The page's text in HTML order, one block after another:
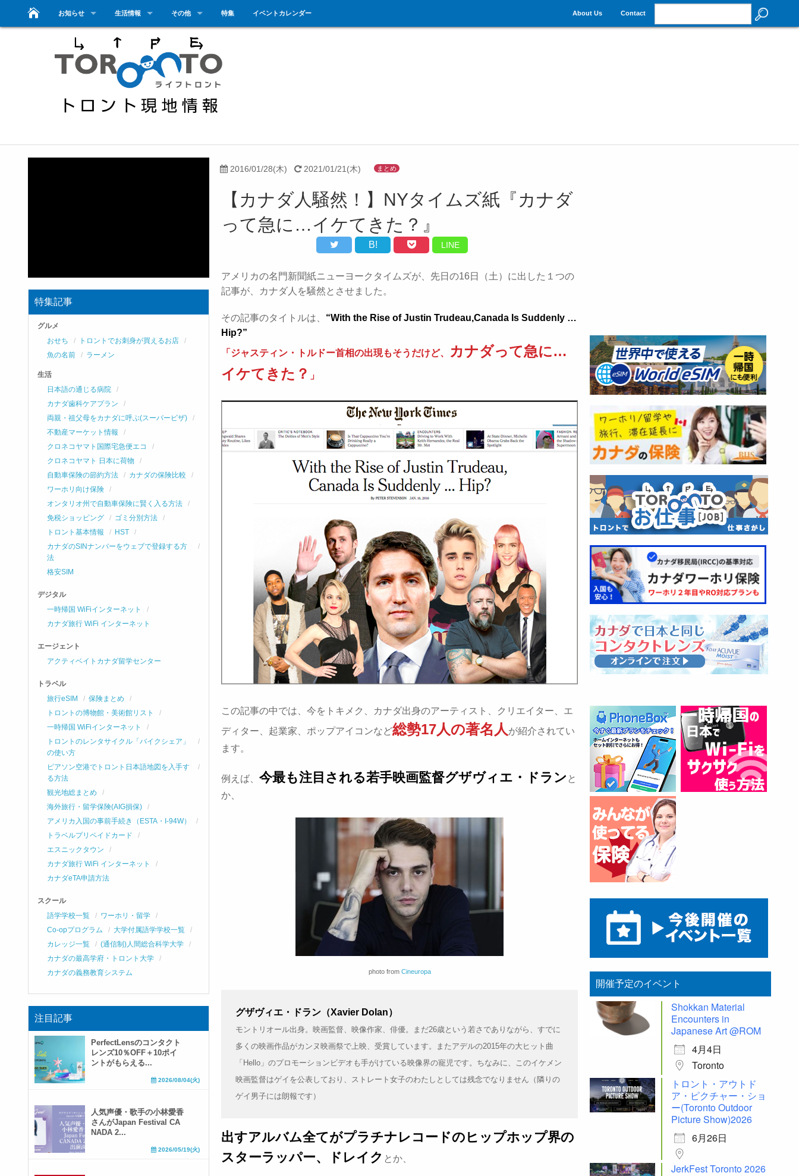
お知らせ 生活情報 その他 特集 イベントカレンダー About Us Contact
2016/01/28(木) 2021/01/21(木) まとめ
【カナダ人騒然！】NYタイムズ紙『カナダ
って急に…イケてきた？』
B! LINE
アメリカの名門新聞紙ニューヨークタイムズが、先日の16日（土）に出した１つの
記事が、カナダ人を騒然とさせました。
その記事のタイトルは、 “With the Rise of Justin Trudeau,Canada Is Suddenly …
Hip?”
「ジャスティン・トルドー首相の出現もそうだけど、
カナダって急に…
イケてきた？ 」
この記事の中では、今をトキメク、カナダ出身のアーティスト、クリエイター、エ
ディター、起業家、ポップアイコンなど総勢17人の著名人が紹介されてい
ます。
例えば、 今最も注目される若手映画監督グザヴィエ・ドラン と
か、
photo from Cineuropa
グザヴィエ・ドラン（Xavier Dolan）
モントリオール出身。映画監督、映像作家、俳優。まだ26歳という若さでありながら、すでに
多くの映画作品がカンヌ映画祭で上映、受賞しています。またアデルの2015年の大ヒット曲
「Hello」のプロモーションビデオも手がけている映像界の寵児です。ちなみに、このイケメン
映画監督はゲイを公表しており、ストレート女子のわたしとしては残念でなりません（隣りの
ゲイ男子には朗報です）
出すアルバム全てがプラチナレコードのヒップホップ界の
スターラッパー、ドレイク とか、
特集記事
グルメ
おせち
トロントでお刺身が買えるお店
魚の名前
ラーメン
生活
日本語の通じる病院
カナダ歯科ケアプラン
両親・祖父母をカナダに呼ぶ(スーパービザ)
不動産マーケット情報
クロネコヤマト国際宅急便エコ
クロネコヤマト 日本に荷物
自動車保険の節約方法
カナダの保険比較
ワーホリ向け保険
オンタリオ州で自動車保険に賢く入る方法
免税ショッピング
ゴミ分別方法
トロント基本情報
HST
カナダのSINナンバーをウェブで登録する方
法
格安SIM
デジタル
一時帰国 WiFiインターネット
カナダ旅行 WiFi インターネット
エージェント
アクティベイトカナダ留学センター
トラベル
旅行eSIM
保険まとめ
トロントの博物館・美術館リスト
一時帰国 WiFiインターネット
トロントのレンタサイクル「バイクシェア」
の使い方
ピアソン空港でトロント日本語地図を入手す
る方法
観光地総まとめ
海外旅行・留学保険(AIG損保)
アメリカ入国の事前手続き（ESTA・I-94W）
トラベルプリペイドカード
エスニックタウン
カナダ旅行 WiFi インターネット
カナダeTA申請方法
スクール
語学学校一覧
ワーホリ・留学
Co-opプログラム
大学付属語学学校一覧
カレッジ一覧
(通信制)人間総合科学大学
カナダの最高学府・トロント大学
カナダの義務教育システム
注目記事
PerfectLensのコンタクト
レンズ10％OFF＋10ポイ
ントがもらえる...
2026/08/04(火)
人気声優・歌手の小林愛香
さんがJapan Festival CA
NADA 2...
2026/05/19(火)
開催予定のイベント
Shokkan Material
Encounters in
Japanese Art @ROM
4月4日
Toronto
トロント・アウトド
ア・ピクチャー・ショ
ー(Toronto Outdoor
Picture Show)2026
6月26日
JerkFest Toronto 2026